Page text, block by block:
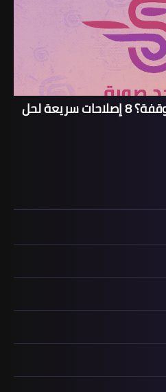
شاشة Oppo Pad Neo متوقفة؟ 8 إصلاحات سريعة لحل